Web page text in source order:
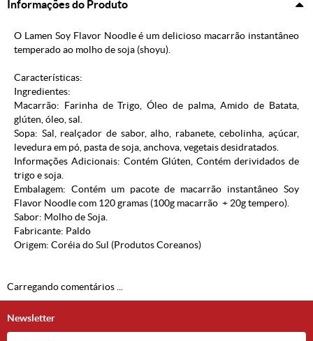
Informações do Produto
O Lamen Soy Flavor Noodleé um delicioso macarrão instantâneo
temperado ao molho de soja (shoyu).
Características:
Ingredientes:
Macarrão: Farinha de Trigo, Óleo de palma, Amido de Batata,
glúten, óleo, sal.
Sopa: Sal, realçador de sabor, alho, rabanete, cebolinha, açúcar,
levedura em pó, pasta de soja, anchova, vegetais desidratados.
Informações Adicionais: Contém Glúten, Contém derividados de
trigo e soja.
Embalagem: Contém um pacote de macarrão instantâneo Soy
Flavor Noodle com 120 gramas (100g macarrão + 20g tempero).
Sabor: Molho de Soja.
Fabricante: Paldo
Origem: Coréia do Sul (Produtos Coreanos)
Carregando comentários ...
Newsletter